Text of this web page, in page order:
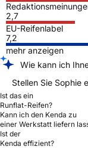
2,7
EU-Reifenlabel
7,2
mehr anzeigen
Wie kann ich
Stellen Sie Sophie
Ist das ein
Runflat-Reifen?
Kann ich den Kenda zu
einer Werkstatt liefern
Ist der
Kenda effizient?